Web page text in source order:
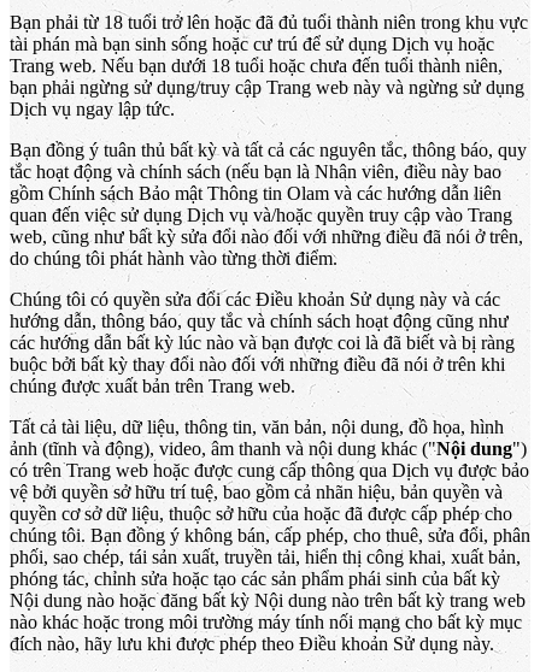
Bạn phải từ 18 tuổi trở lên hoặc đã đủ tuổi thành niên trong khu vực
tài phán mà bạn sinh sống hoặc cư trú để sử dụng Dịch vụ hoặc
Trang web. Nếu bạn dưới 18 tuổi hoặc chưa đến tuổi thành niên,
bạn phải ngừng sử dụng/truy cập Trang web này và ngừng sử dụng
Dịch vụ ngay lập tức.
Bạn đồng ý tuân thủ bất kỳ và tất cả các nguyên tắc, thông báo, quy
tắc hoạt động và chính sách (nếu bạn là Nhân viên, điều này bao
gồm Chính sách Bảo mật Thông tin Olam và các hướng dẫn liên
quan đến việc sử dụng Dịch vụ và/hoặc quyền truy cập vào Trang
web, cũng như bất kỳ sửa đổi nào đối với những điều đã nói ở trên,
do chúng tôi phát hành vào từng thời điểm.
Chúng tôi có quyền sửa đổi các Điều khoản Sử dụng này và các
hướng dẫn, thông báo, quy tắc và chính sách hoạt động cũng như
các hướng dẫn bất kỳ lúc nào và bạn được coi là đã biết và bị ràng
buộc bởi bất kỳ thay đổi nào đối với những điều đã nói ở trên khi
chúng được xuất bản trên Trang web.
Tất cả tài liệu, dữ liệu, thông tin, văn bản, nội dung, đồ họa, hình
ảnh (tĩnh và động), video, âm thanh và nội dung khác ("Nội dung")
có trên Trang web hoặc được cung cấp thông qua Dịch vụ được bảo
vệ bởi quyền sở hữu trí tuệ, bao gồm cả nhãn hiệu, bản quyền và
quyền cơ sở dữ liệu, thuộc sở hữu của hoặc đã được cấp phép cho
chúng tôi. Bạn đồng ý không bán, cấp phép, cho thuê, sửa đổi, phân
phối, sao chép, tái sản xuất, truyền tải, hiển thị công khai, xuất bản,
phóng tác, chỉnh sửa hoặc tạo các sản phẩm phái sinh của bất kỳ
Nội dung nào hoặc đăng bất kỳ Nội dung nào trên bất kỳ trang web
nào khác hoặc trong môi trường máy tính nối mạng cho bất kỳ mục
đích nào, hãy lưu khi được phép theo Điều khoản Sử dụng này.